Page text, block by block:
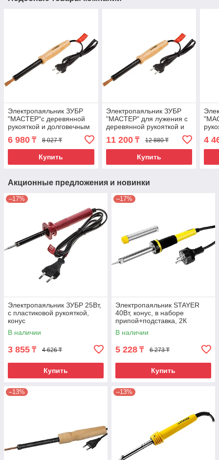
Электропаяльник ЗУБР
"МАСТЕР"с деревянной
рукояткой и долговечным
жалом, форма клин,
100Вт
6 980 ₸ 8 027 ₸
Купить
Электропаяльник ЗУБР
"МАСТЕР" для лужения с
деревянной рукояткой и
долговечным жалом,
форма клин, 150Вт
11 200₸ 12 880 ₸
Купить
4
Акционные предложения и новинки
–17%
Электропаяльник ЗУБР 25Вт,
с пластиковой рукояткой,
конус
В наличии
3 855 ₸ 4 626 ₸
Купить
–17%
Электропаяльник STAYER
40Вт, конус, в наборе
припой+подставка, 2К
рукоятка, PROTerm
В наличии
5 228 ₸ 6 273 ₸
Купить
–13% –13%